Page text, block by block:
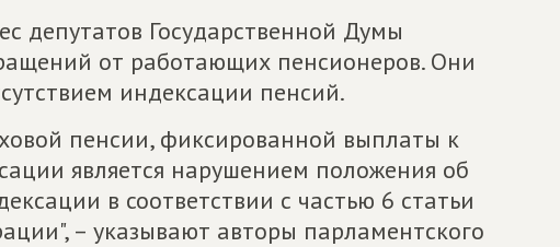
депутатов Государственной Думы
от работающих пенсионеров. Они
индексации пенсий.
пенсии, фиксированной выплаты к
является нарушением положения об
в соответствии с частью 6 статьи
– указывают авторы парламентского